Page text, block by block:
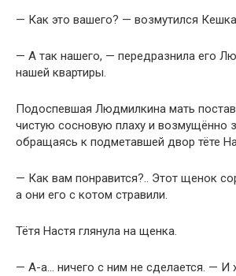
— Как это вашего? — возмутился
— А так нашего, — передразнила его
нашей квартиры.
Подоспевшая Людмилкина мать
чистую сосновую плаху и возмущённо
обращаясь к подметавшей двор тёте
— Как вам понравится?.. Этот щенок
а они его с котом стравили.
Тётя Настя глянула на щенка.
— A-а… ничего с ним не сделается. — И